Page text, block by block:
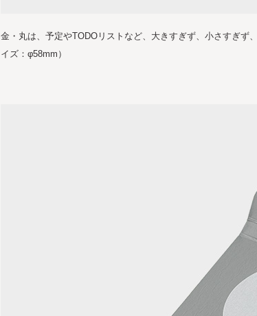
金・丸は、予定やTODOリストなど、大きすぎず、小さすぎず
イズ：φ58mm）